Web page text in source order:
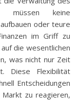
müssen keine
oder teure
im Griff zu
die wesentlichen
was nicht nur Zeit
Diese Flexibilität
Entscheidungen
zu reagieren,